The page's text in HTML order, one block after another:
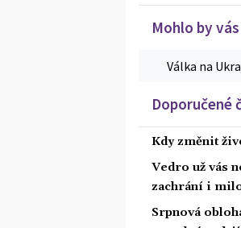
Mohlo by
Válka na
Doporučené
Kdy změnit
Vedro už vás
zachrání i
Srpnová